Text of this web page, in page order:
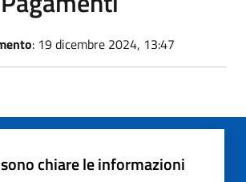
: 19 dicembre 2024, 13:47
chiare le informazioni